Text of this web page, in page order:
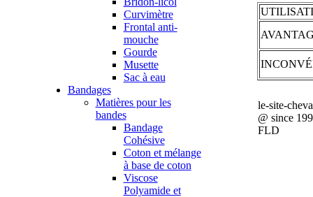
Curvimètre
Frontal anti-
mouche
Gourde
Musette
Sac à eau
Bandages
Matières pour les
bandes
Bandage
Cohésive
Coton et mélange
à base de coton
Viscose
Polyamide et
le-site-
@ since
FLD